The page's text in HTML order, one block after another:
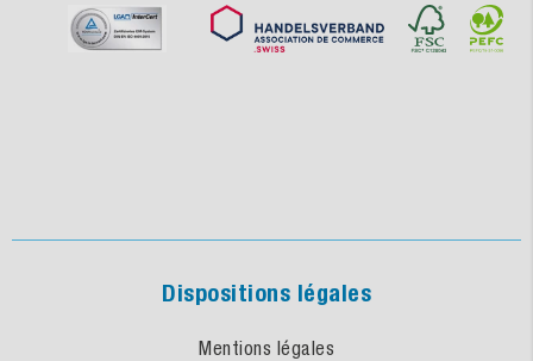
Dispositions légales
Mentions légales